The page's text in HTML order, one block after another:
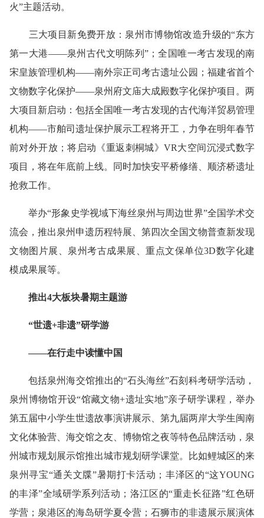
火”主题活动。
三大项目新免费开放：泉州市博物馆改造升级的“东方
第一大港——泉州古代文明陈列”；全国唯一考古发现的南
宋皇族管理机构——南外宗正司考古遗址公园；福建省首个
文物数字化保护——泉州府文庙大成殿数字化保护项目。两
大项目新启动：包括全国唯一考古发现的古代海洋贸易管理
机构——市舶司遗址保护展示工程将开工，力争在明年春节
前对外开放；将启动《重返刺桐城》VR大空间沉浸式数字
项目，将在年底前上线。同时加快安平桥修缮、顺济桥遗址
抢救工作。
举办“形象史学视域下海丝泉州与周边世界”全国学术交
流会，推出泉州申遗历程特展、第四次全国文物普查新发现
文物图片展、泉州考古成果展、重点文保单位3D数字化建
模成果展等。
推出4大板块暑期主题游
“世遗+非遗”研学游
——在行走中读懂中国
包括泉州海交馆推出的“石头海丝”石刻科考研学活动，
泉州博物馆开设“馆藏文物+遗址实地”亲子研学课程，举办
第五届中小学生世遗故事演讲展示、第九届两岸大学生闽南
文化体验营、海交馆之友、博物馆之夜等特色品牌活动，泉
州城市规划展示馆推出城市规划研学课堂。比如鲤城区的来
泉州寻宝“通关文牒”暑期打卡活动；丰泽区的“这YOUNG
的丰泽”全域研学系列活动；洛江区的“重走长征路”红色研
学营；泉港区的海岛研学夏令营；石狮市的非遗展示展演体